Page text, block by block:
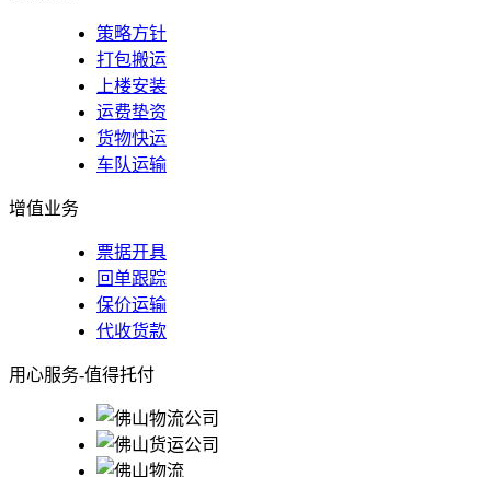
策略方针
打包搬运
上楼安装
运费垫资
货物快运
车队运输
增值业务
票据开具
回单跟踪
保价运输
代收货款
用心服务-值得托付